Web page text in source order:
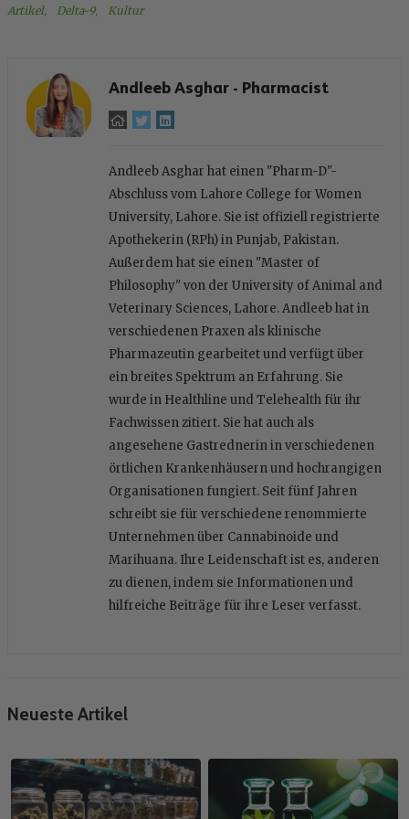
Artikel, Delta-9, Kultur
Andleeb Asghar - Pharmacist
Andleeb Asghar hat einen "Pharm-D"-
Abschluss vom Lahore College for Women
University, Lahore. Sie ist offiziell registrierte
Apothekerin (RPh) in Punjab, Pakistan.
Außerdem hat sie einen "Master of
Philosophy" von der University of Animal and
Veterinary Sciences, Lahore. Andleeb hat in
verschiedenen Praxen als klinische
Pharmazeutin gearbeitet und verfügt über
ein breites Spektrum an Erfahrung. Sie
wurde in Healthline und Telehealth für ihr
Fachwissen zitiert. Sie hat auch als
angesehene Gastrednerin in verschiedenen
örtlichen Krankenhäusern und hochrangigen
Organisationen fungiert. Seit fünf Jahren
schreibt sie für verschiedene renommierte
Unternehmen über Cannabinoide und
Marihuana. Ihre Leidenschaft ist es, anderen
zu dienen, indem sie Informationen und
hilfreiche Beiträge für ihre Leser verfasst.
Neueste Artikel